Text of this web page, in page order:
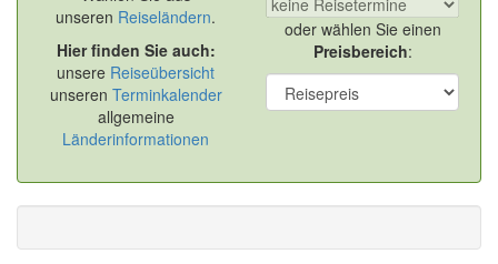
unseren Reiseländern.
Hier finden Sie auch:
unsere Reiseübersicht
unseren Terminkalender
allgemeine
Länderinformationen
oder wählen Sie einen
Preisbereich: